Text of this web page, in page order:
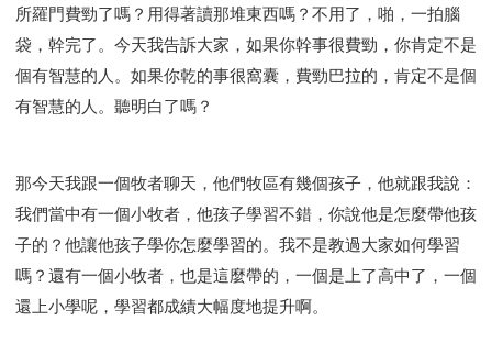
所羅門費勁了嗎？用得著讀那堆東西嗎？不用了，啪，一拍腦
袋，幹完了。今天我告訴大家，如果你幹事很費勁，你肯定不是
個有智慧的人。如果你乾的事很窩囊，費勁巴拉的，肯定不是個
有智慧的人。聽明白了嗎？
那今天我跟一個牧者聊天，他們牧區有幾個孩子，他就跟我說：
我們當中有一個小牧者，他孩子學習不錯，你說他是怎麼帶他孩
子的？他讓他孩子學你怎麼學習的。我不是教過大家如何學習
嗎？還有一個小牧者，也是這麼帶的，一個是上了高中了，一個
還上小學呢，學習都成績大幅度地提升啊。